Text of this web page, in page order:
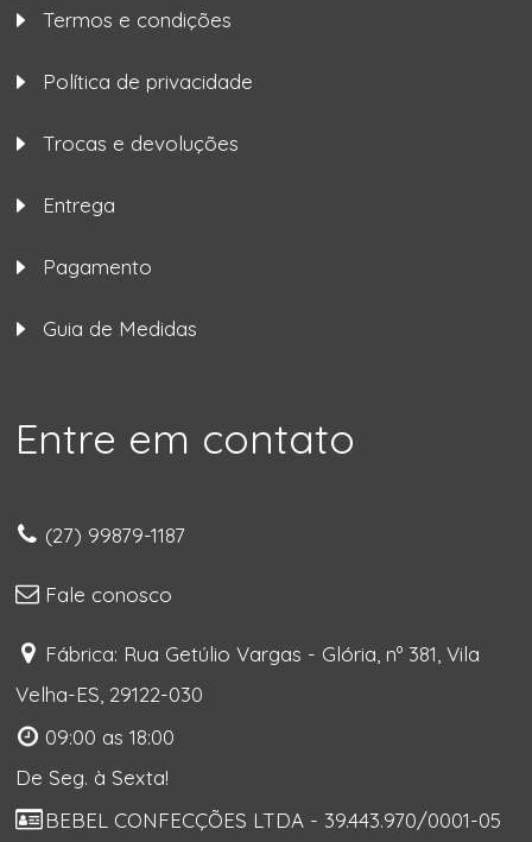
Termos e condições
Política de privacidade
Trocas e devoluções
Entrega
Pagamento
Guia de Medidas
Entre em contato
(27) 99879-1187
Fale conosco
Fábrica: Rua Getúlio Vargas - Glória, nº 381, Vila
Velha-ES, 29122-030
09:00 as 18:00
De Seg. à Sexta!
BEBEL CONFECÇÕES LTDA - 39.443.970/0001-05